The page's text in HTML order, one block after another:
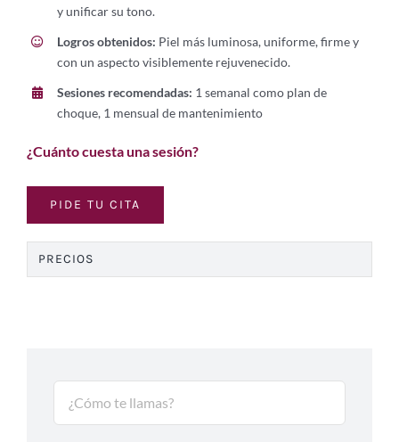
y unificar su tono.
Logros obtenidos: Piel más luminosa, uniforme, firme y
con un aspecto visiblemente rejuvenecido.
Sesiones recomendadas: 1 semanal como plan de
choque, 1 mensual de mantenimiento
¿Cuánto cuesta una sesión?
PIDE TU CITA
PRECIOS